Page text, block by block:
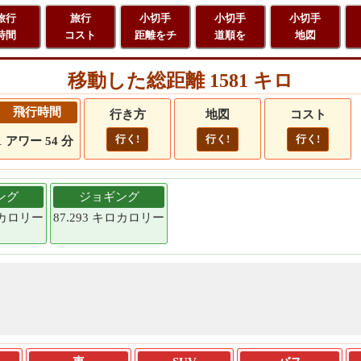
行
間
旅行
コスト
小切手
距離をチ
小切手
道順を
小切手
地図
移動した総距離 1581 キロ
飛行時間
アワー 54 分
行き方
行く!
地図
行く!
コスト
行く!
グ
ロリー
ジョギング
87.293 キロカロリー